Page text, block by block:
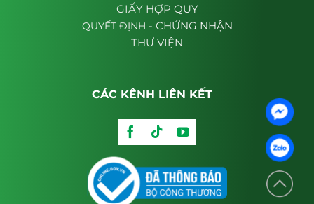
GIẤY HỢP QUY
QUYẾT ĐỊNH - CHỨNG NHẬN
THƯ VIỆN
CÁC KÊNH LIÊN KẾT